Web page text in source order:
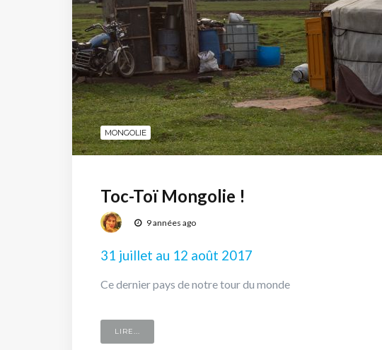
MONGOLIE
Toc-Toï Mongolie !
9 années ago
31 juillet au 12 août 2017
Ce dernier pays de notre tour du monde
LIRE...